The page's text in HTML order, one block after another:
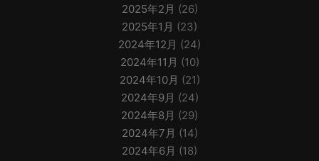
2025年2月 (26)
2025年1月 (23)
2024年12月 (24)
2024年11月 (10)
2024年10月 (21)
2024年9月 (24)
2024年8月 (29)
2024年7月 (14)
2024年6月 (18)